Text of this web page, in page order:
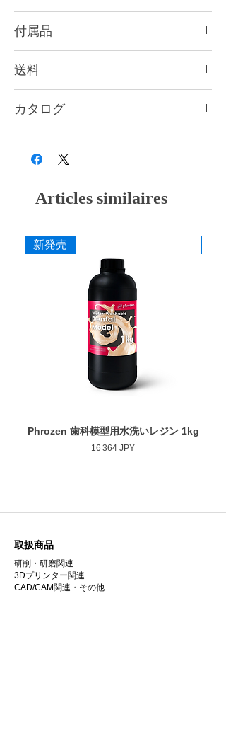
洗浄槽サイズ：幅185 x 奥行300 x 高さ250
mm
洗浄槽容量：最大7L
対応洗浄液：IPA 99%／アルコール 95%／水
道水
付属品
ダプタ
送料
北海道、沖縄：2,000円
カタログ
Articles similaires
新発売
Phrozen 歯科模型用水洗いレジン 1kg
Prix
16 364 JPY
取扱商品
研削・研磨関連
3Dプリンター関連
CAD/CAM関連・その他